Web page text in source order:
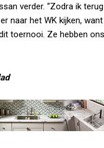
verder. “Zodra ik
naar het WK kijken,
toernooi. Ze hebben